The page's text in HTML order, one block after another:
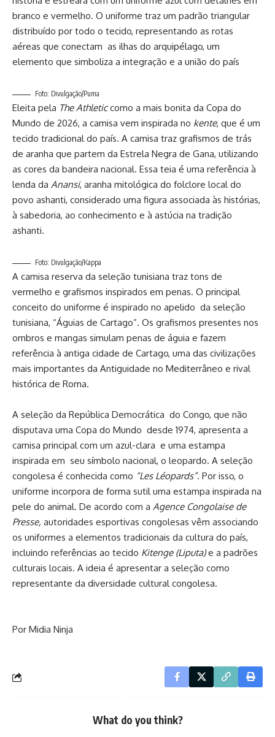
branco e vermelho. O uniforme traz um padrão triangular
distribuído por todo o tecido, representando as rotas
aéreas que conectam as ilhas do arquipélago, um
elemento que simboliza a integração e a união do país
Foto: Divulgação/Puma
Eleita pela The Athleticcomo a mais bonita da Copa do
Mundo de 2026, a camisa vem inspirada no kente, que é um
tecido tradicional do país. A camisa traz grafismos de trás
de aranha que partem da Estrela Negra de Gana, utilizando
as cores da bandeira nacional. Essa teia é uma referência à
lenda da Anansi, aranha mitológica do folclore local do
povo ashanti, considerado uma figura associada às histórias,
à sabedoria, ao conhecimento e à astúcia na tradição
ashanti.
Foto: Divulgação/Kappa
A camisa reserva da seleção tunisiana traz tons de
vermelho e grafismos inspirados em penas. O principal
conceito do uniforme é inspirado no apelido da seleção
tunisiana, “Águias de Cartago”. Os grafismos presentes nos
ombros e mangas simulam penas de águia e fazem
referência à antiga cidade de Cartago, uma das civilizações
mais importantes da Antiguidade no Mediterrâneo e rival
histórica de Roma.
A seleção da República Democrática do Congo, que não
disputava uma Copa do Mundo desde 1974, apresenta a
camisa principal com um azul-clara e uma estampa
inspirada em seu símbolo nacional, o leopardo. A seleção
congolesa é conhecida como “Les Léopards”. Por isso, o
uniforme incorpora de forma sutil uma estampa inspirada na
pele do animal. De acordo com a Agence Congolaise de
Presse, autoridades esportivas congolesas vêm associando
os uniformes a elementos tradicionais da cultura do país,
incluindo referências ao tecido Kitenge (Liputa)e a padrões
culturais locais. A ideia é apresentar a seleção como
representante da diversidade cultural congolesa.
Por Midia Ninja
What do you think?